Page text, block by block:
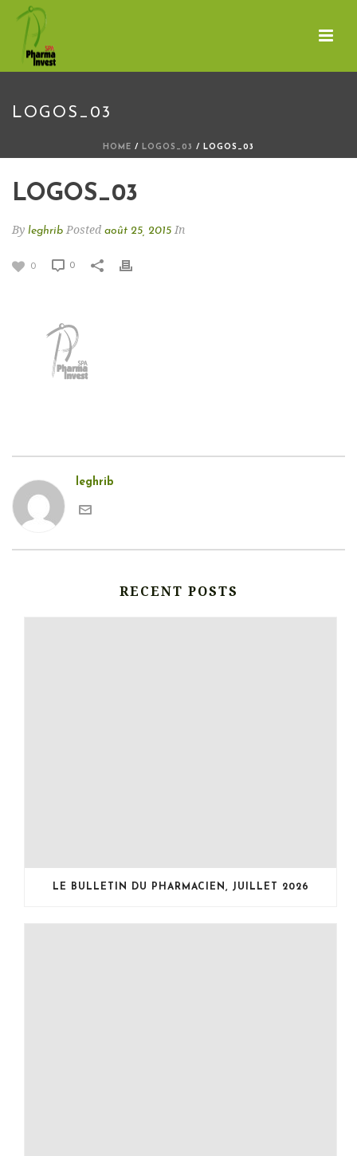
LOGOS_03
HOME / LOGOS_03 / LOGOS_03
LOGOS_03
By leghrib Posted août 25, 2015 In
0 0
leghrib
RECENT POSTS
LE BULLETIN DU PHARMACIEN, JUILLET 2026